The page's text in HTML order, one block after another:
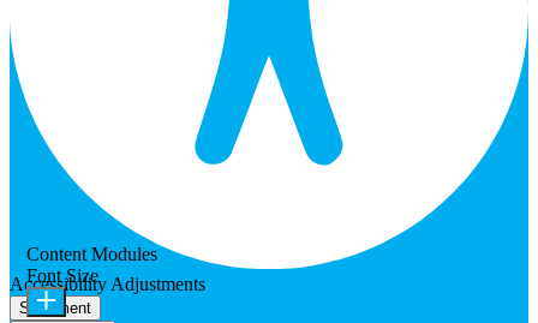
Accessibility Adjustments
Statement
Content Modules
Font Size